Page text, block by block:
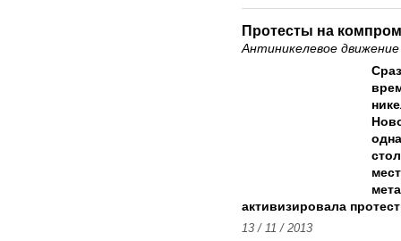
Протесты на
Антиникелевое
активизировала
13 / 11 / 2013